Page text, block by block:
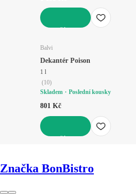
Balvi
Dekantér Poison
1 l
(10)
Skladem
Poslední kousky
801 Kč
Značka BonBistro